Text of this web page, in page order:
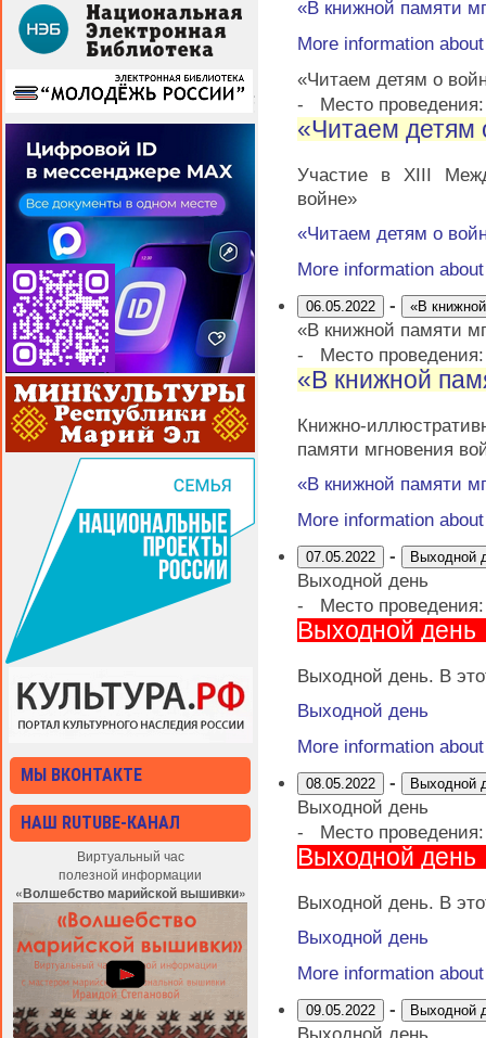
МЫ ВКОНТАКТЕ
НАШ RUTUBE-КАНАЛ
Виртуальный час
полезной информации
«Волшебство марийской вышивки»
«В книжной памяти
More information
«Читаем детям о
-
Место
«Читаем детям
Участие в XIII
войне»
«Читаем детям о
More information
06.05.2022 - «В
«В книжной памяти
-
Место
«В книжной
Книжно-
памяти мгновения
«В книжной памяти
More information
07.05.2022 - Выходной
Выходной день
-
Место
Выходной день
Выходной день. В
Выходной день
More information
08.05.2022 - Выходной
Выходной день
-
Место
Выходной день
Выходной день. В
Выходной день
More information
09.05.2022 - Выходной